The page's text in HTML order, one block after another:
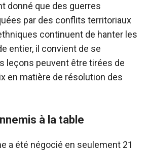
donné que des guerres
par des conflits territoriaux
continuent de hanter les
entier, il convient de se
leçons peuvent être tirées de
en matière de résolution des
à la table
a été négocié en seulement 21